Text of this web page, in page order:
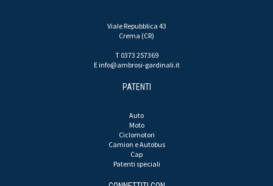
Viale Repubblica 43
Crema (CR)
T 0373 257369
E info@ambrosi-gardinali.it
PATENTI
Auto
Moto
Ciclomotori
Camion e Autobus
Cap
Patenti speciali